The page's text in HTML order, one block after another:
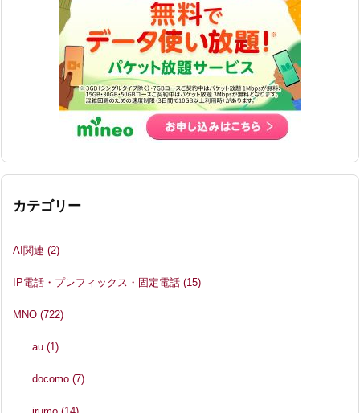
カテゴリー
AI関連 (2)
IP電話・プレフィックス・固定電話 (15)
MNO (722)
au(1)
docomo(7)